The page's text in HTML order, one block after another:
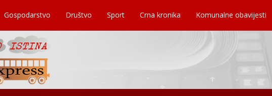
Gospodarstvo Društvo Sport Crna kronika Komunalne obavijesti